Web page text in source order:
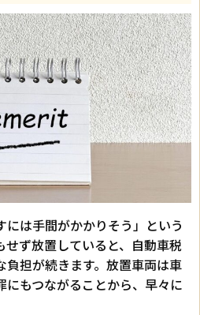
には手間がかかりそう」という
ず放置していると、自動車税
負担が続きます。放置車両は車
もつながることから、早々に